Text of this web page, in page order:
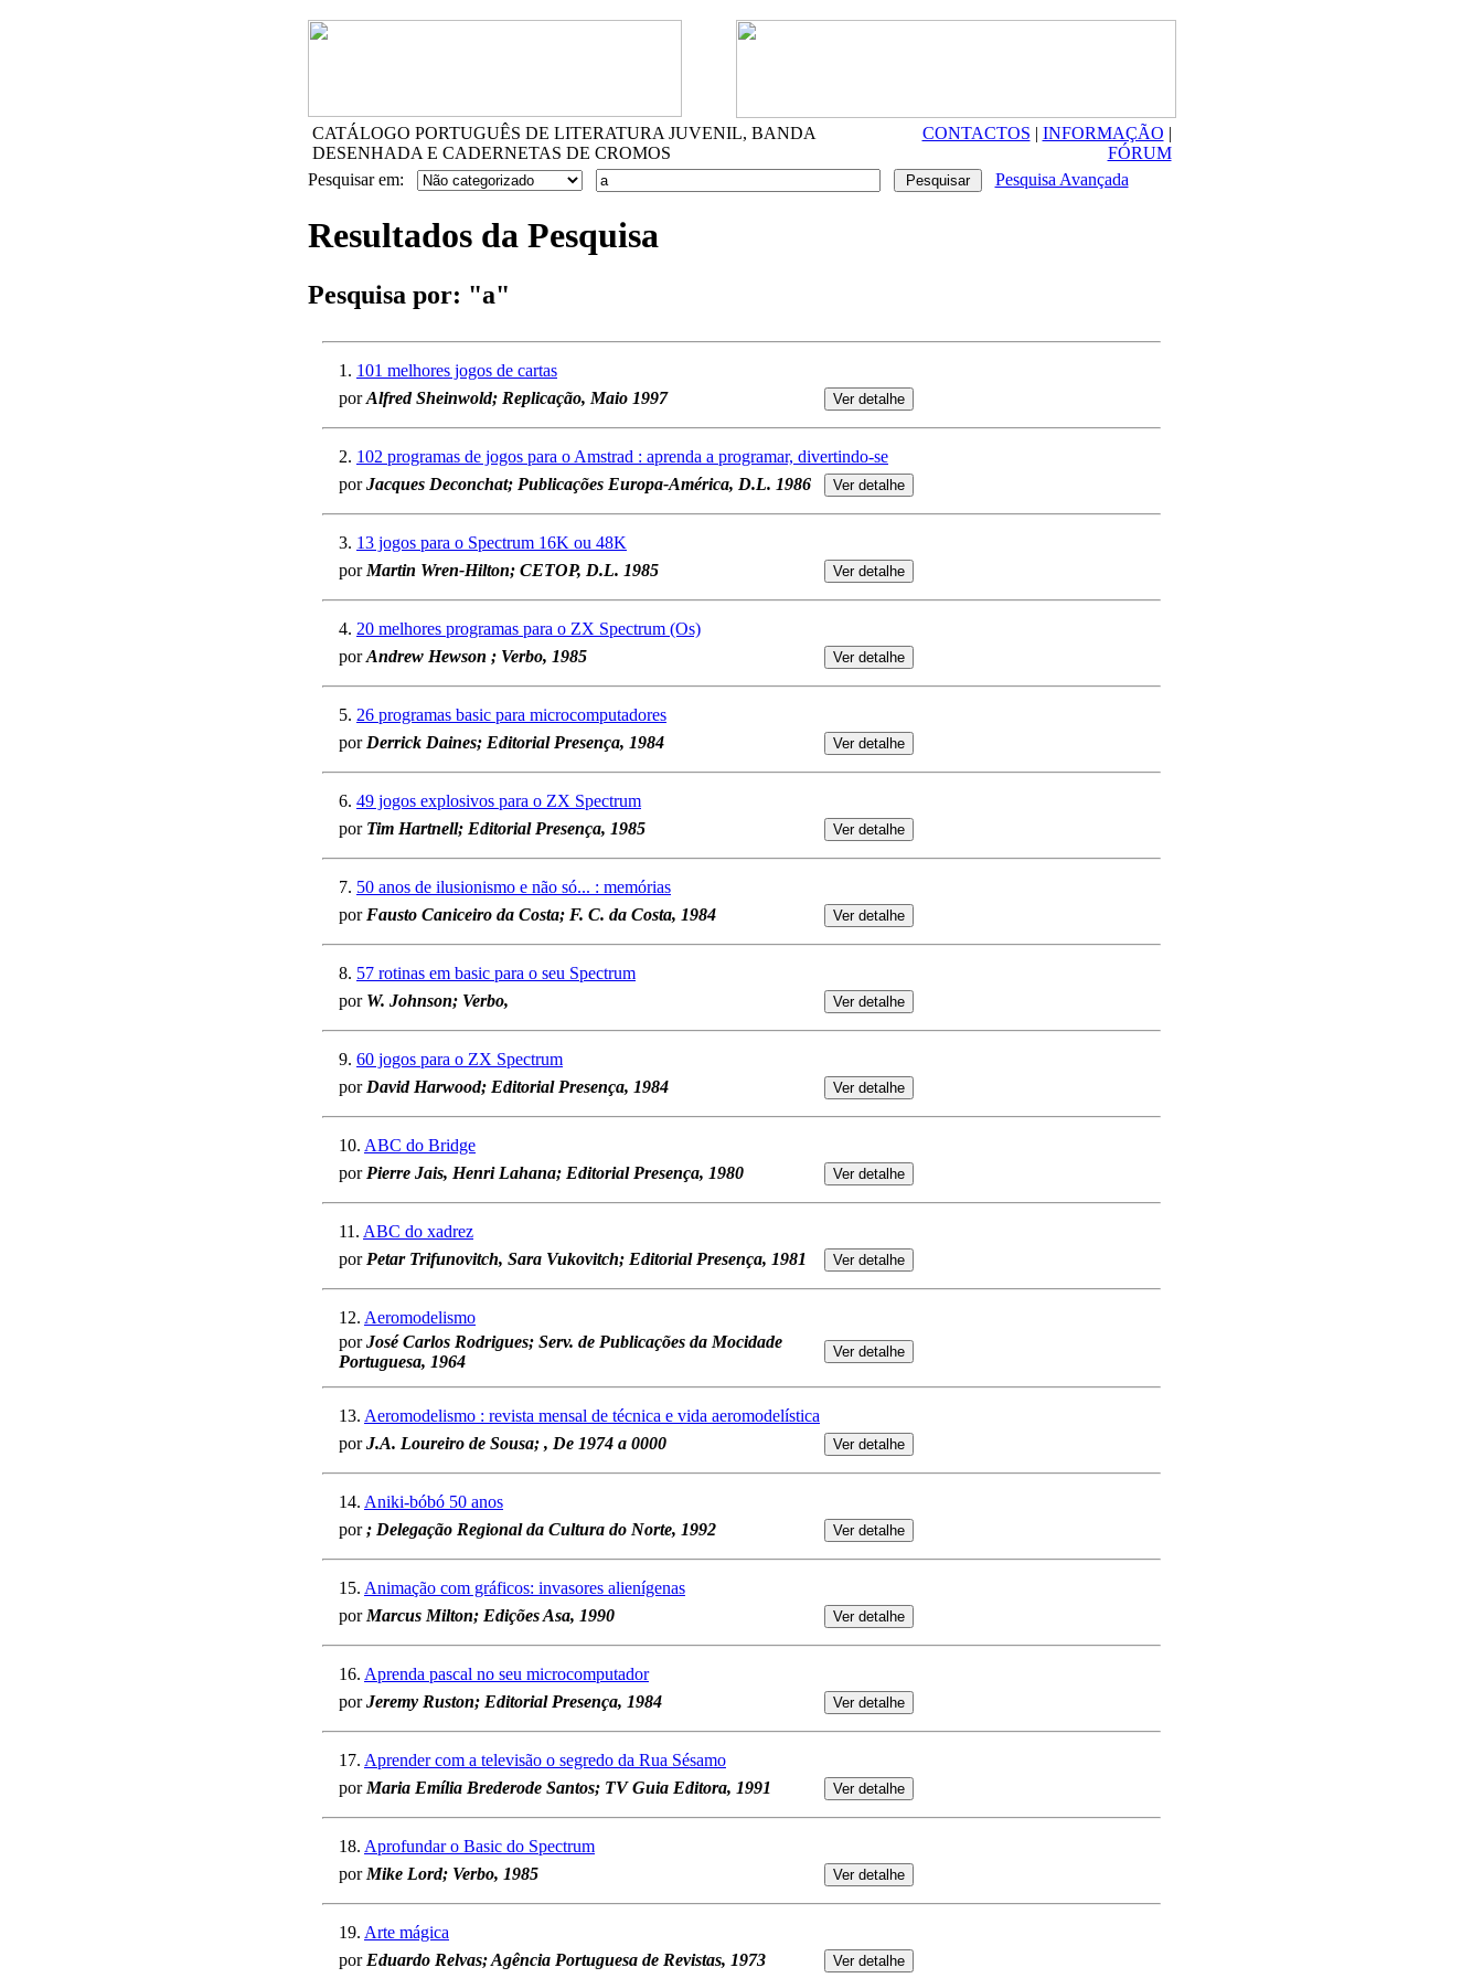
CATÁLOGO PORTUGUÊS DE LITERATURA JUVENIL, BANDA
DESENHADA E CADERNETAS DE CROMOS
CONTACTOS | INFORMAÇÃO |
FÓRUM
Pesquisar em:
Pesquisa Avançada
Resultados da Pesquisa
Pesquisa por: "a"
1. 101 melhores jogos de cartas
porAlfred Sheinwold; Replicação, Maio 1997
2. 102 programas de jogos para o Amstrad : aprenda a programar, divertindo-se
porJacques Deconchat; Publicações Europa-América, D.L. 1986
3. 13 jogos para o Spectrum 16K ou 48K
por Martin Wren-Hilton; CETOP, D.L. 1985
4. 20 melhores programas para o ZX Spectrum (Os)
porAndrew Hewson ; Verbo, 1985
5. 26 programas basic para microcomputadores
por Derrick Daines; Editorial Presença, 1984
6. 49 jogos explosivos para o ZX Spectrum
por Tim Hartnell; Editorial Presença, 1985
7. 50 anos de ilusionismo e não só... : memórias
por Fausto Caniceiro da Costa; F. C. da Costa, 1984
8. 57 rotinas em basic para o seu Spectrum
por W. Johnson; Verbo,
9. 60 jogos para o ZX Spectrum
por David Harwood; Editorial Presença, 1984
10. ABC do Bridge
por Pierre Jais, Henri Lahana; Editorial Presença, 1980
11. ABC do xadrez
por Petar Trifunovitch, Sara Vukovitch; Editorial Presença, 1981
12. Aeromodelismo
porJosé Carlos Rodrigues; Serv. de Publicações da Mocidade
Portuguesa, 1964
13. Aeromodelismo : revista mensal de técnica e vida aeromodelística
porJ.A. Loureiro de Sousa; , De 1974 a 0000
14. Aniki-bóbó 50 anos
por; Delegação Regional da Cultura do Norte, 1992
15. Animação com gráficos: invasores alienígenas
por Marcus Milton; Edições Asa, 1990
16. Aprenda pascal no seu microcomputador
porJeremy Ruston; Editorial Presença, 1984
17. Aprender com a televisão o segredo da Rua Sésamo
por Maria Emília Brederode Santos; TV Guia Editora, 1991
18. Aprofundar o Basic do Spectrum
por Mike Lord; Verbo, 1985
19. Arte mágica
por Eduardo Relvas; Agência Portuguesa de Revistas, 1973